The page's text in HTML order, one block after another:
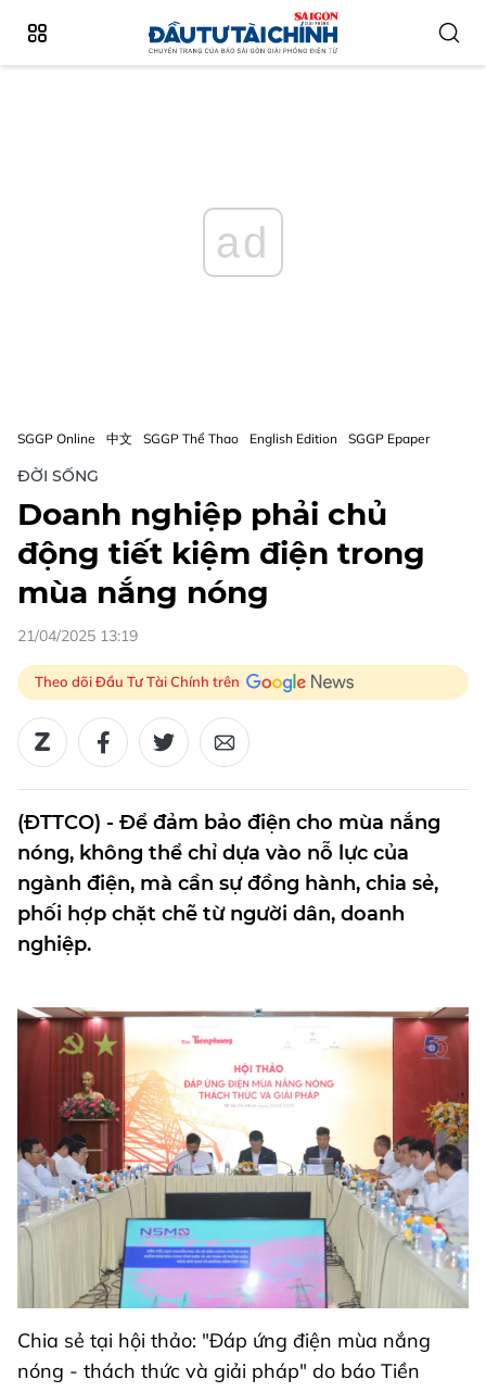
ad
SGGP Online 中文 SGGP Thể Thao English Edition SGGP Epaper
ĐỜI SỐNG
Doanh nghiệp phải chủ
động tiết kiệm điện trong
mùa nắng nóng
21/04/2025 13:19
Theo dõi Đầu Tư Tài Chính trên
(ĐTTCO) - Để đảm bảo điện cho mùa nắng
nóng, không thể chỉ dựa vào nỗ lực của
ngành điện, mà cần sự đồng hành, chia sẻ,
phối hợp chặt chẽ từ người dân, doanh
nghiệp.
Chia sẻ tại hội thảo: "Đáp ứng điện mùa nắng
nóng - thách thức và giải pháp" do báo Tiền